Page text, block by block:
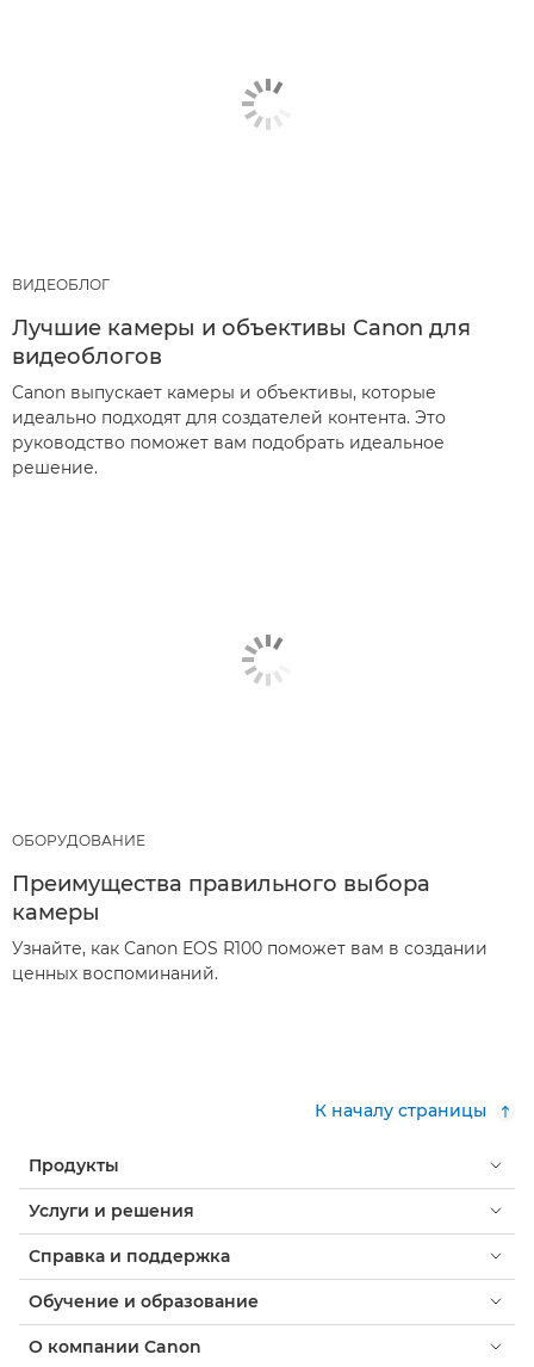
ВИДЕОБЛОГ
Лучшие камеры и объективы Canon для
видеоблогов
Canon выпускает камеры и объективы, которые
идеально подходят для создателей контента. Это
руководство поможет вам подобрать идеальное
решение.
ОБОРУДОВАНИЕ
Преимущества правильного выбора
камеры
Узнайте, как Canon EOS R100 поможет вам в создании
ценных воспоминаний.
К началу страницы
Продукты
Услуги и решения
Справка и поддержка
Обучение и образование
О компании Canon